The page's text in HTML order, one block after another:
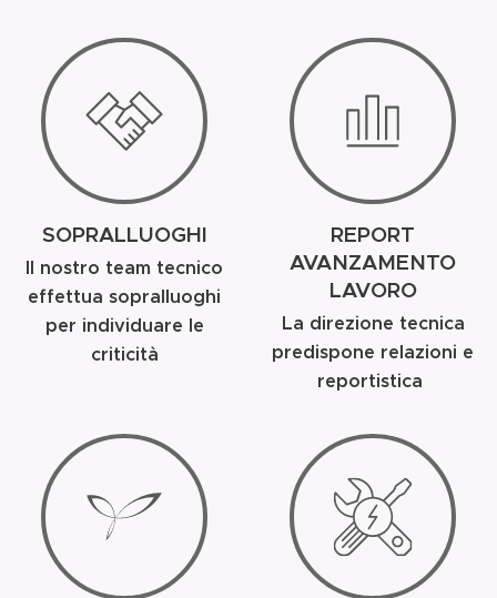
SOPRALLUOGHI
Il nostro team tecnico
effettua sopralluoghi
per individuare le
criticità
REPORT
AVANZAMENTO
LAVORO
La direzione tecnica
predispone relazioni e
reportistica